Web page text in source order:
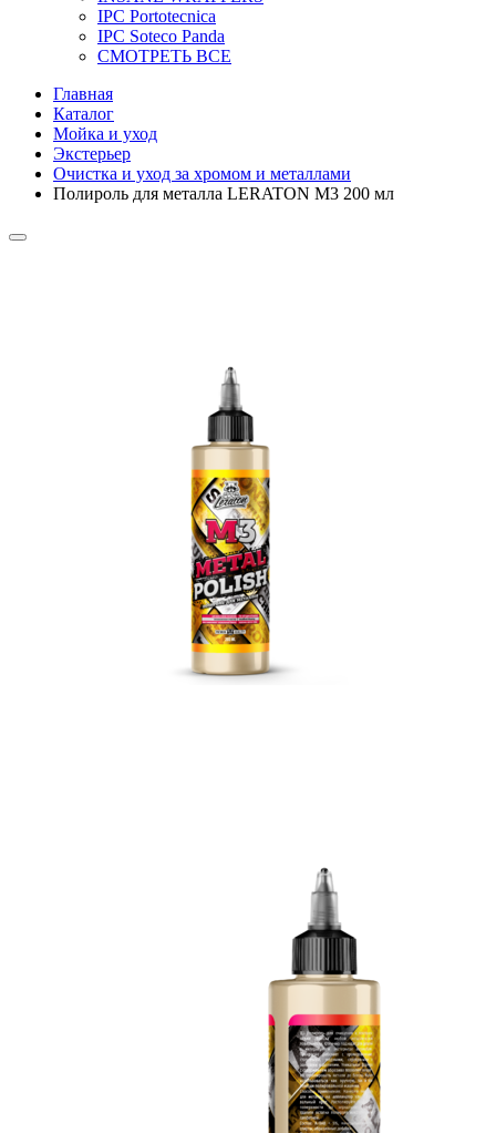
IPC Portotecnica
IPC Soteco Panda
СМОТРЕТЬ ВСЕ
Главная
Каталог
Мойка и уход
Экстерьер
Очистка и уход за хромом и металлами
Полироль для металла LERATON M3 200 мл